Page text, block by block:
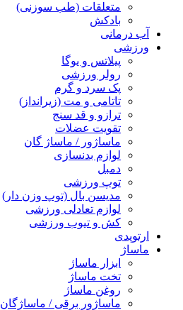
متعلقات (طب سوزنی)
بادکش
آب درمانی
ورزشی
پیلاتس و یوگا
رولر ورزشی
پک سرد و گرم
تاتامی و مت (زیرانداز)
ترازو و قد سنج
تقویت عضلات
ماساژور / ماساژ گان
لوازم بدنسازی
دمبل
توپ ورزشی
مدیسن بال (توپ وزن دار)
لوازم تعادلی ورزشی
کش و تیوب ورزشی
ارتوپدی
ماساژ
ابزار ماساژ
تخت ماساژ
روغن ماساژ
ماساژور برقی / ماساژگان